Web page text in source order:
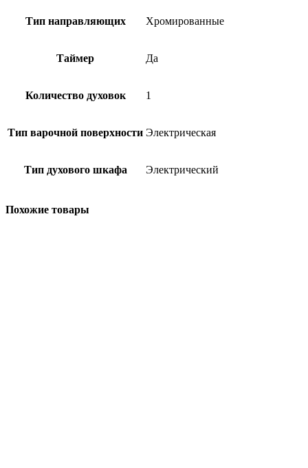
Тип направляющих Хромированные
Таймер Да
Количество духовок 1
Тип варочной поверхности Электрическая
Тип духового шкафа Электрический
Похожие товары